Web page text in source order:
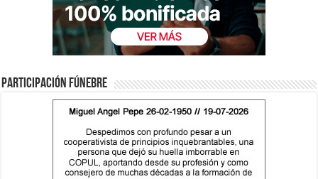
Participación fúnebre